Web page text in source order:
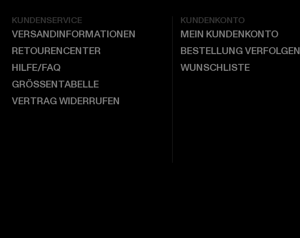
KUNDENSERVICE
VERSANDINFORMATIONEN
RETOURENCENTER
HILFE/FAQ
GRÖSSENTABELLE
VERTRAG WIDERRUFEN
KUNDENKONTO
MEIN KUNDENKONTO
BESTELLUNG VERFOLGEN
WUNSCHLISTE